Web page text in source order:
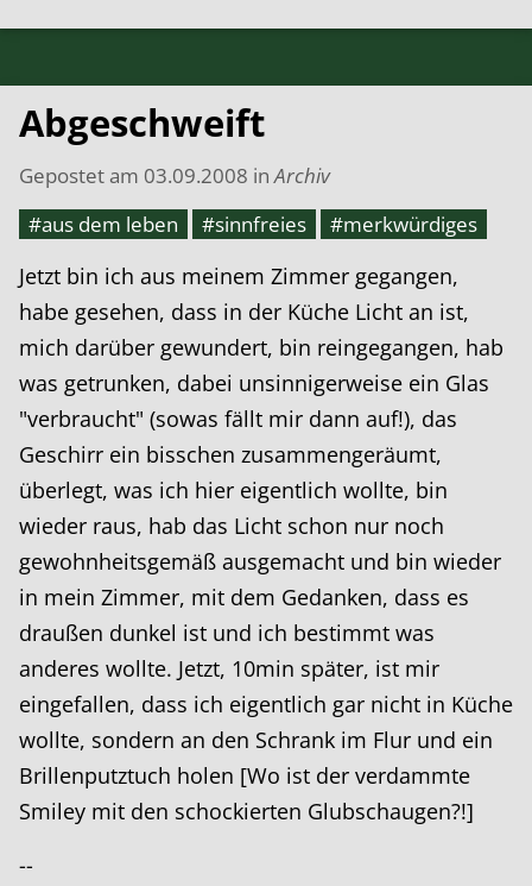
Abgeschweift
Gepostet am 03.09.2008 inArchiv
#aus dem leben
#sinnfreies
#merkwürdiges
Jetzt bin ich aus meinem Zimmer gegangen,
habe gesehen, dass in der Küche Licht an ist,
mich darüber gewundert, bin reingegangen, hab
was getrunken, dabei unsinnigerweise ein Glas
"verbraucht" (sowas fällt mir dann auf!), das
Geschirr ein bisschen zusammengeräumt,
überlegt, was ich hier eigentlich wollte, bin
wieder raus, hab das Licht schon nur noch
gewohnheitsgemäß ausgemacht und bin wieder
in mein Zimmer, mit dem Gedanken, dass es
draußen dunkel ist und ich bestimmt was
anderes wollte. Jetzt, 10min später, ist mir
eingefallen, dass ich eigentlich gar nicht in Küche
wollte, sondern an den Schrank im Flur und ein
Brillenputztuch holen [Wo ist der verdammte
Smiley mit den schockierten Glubschaugen?!]
--